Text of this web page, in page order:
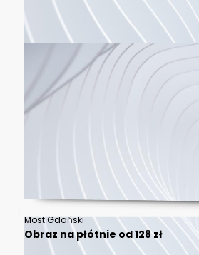
Most Gdański
Obraz na płótnie od 128 zł